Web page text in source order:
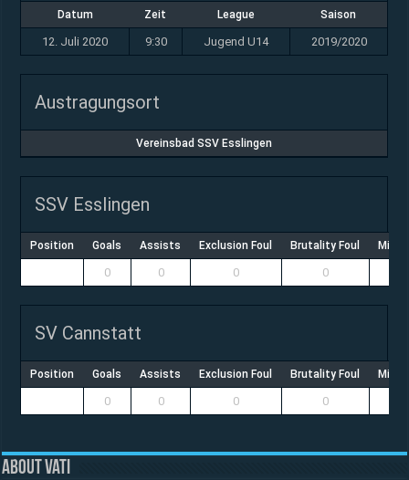
Datum Zeit League Saison
12. Juli 2020 9:30 Jugend U14 2019/2020
Austragungsort
Vereinsbad SSV Esslingen
SSV Esslingen
Position Goals Assists Exclusion Foul Brutality Foul
0 0 0 0
SV Cannstatt
Position Goals Assists Exclusion Foul Brutality Foul
0 0 0 0
About vati